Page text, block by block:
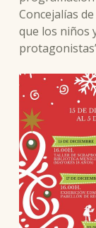
Concejalías
que los niños